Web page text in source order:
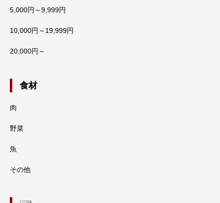
5,000円～9,999円
10,000円～19,999円
20,000円～
食材
肉
野菜
魚
その他